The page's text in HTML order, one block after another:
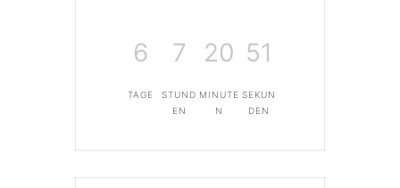
6
TAGE
7
STUND
EN
20
MINUTE
N
51
SEKUN
DEN